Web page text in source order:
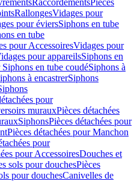
RaccordementsPièces
RallongesVidages pour
pour éviersSiphons en tube
en tube
pour AccessoiresVidages pour
pour appareilsSiphons en
Siphons en tube coudéSiphons à
à encastrerSiphons
pour
murauxPièces détachées
SiphonsPièces détachées pour
Pièces détachées pour Manchon
pour
pour AccessoiresDouches et
sols pour douchesPièces
pour douchesCanivelles de